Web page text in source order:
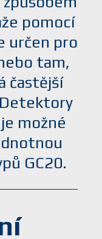
pomocí
určen pro
tam,
častější
je možné
GC20.